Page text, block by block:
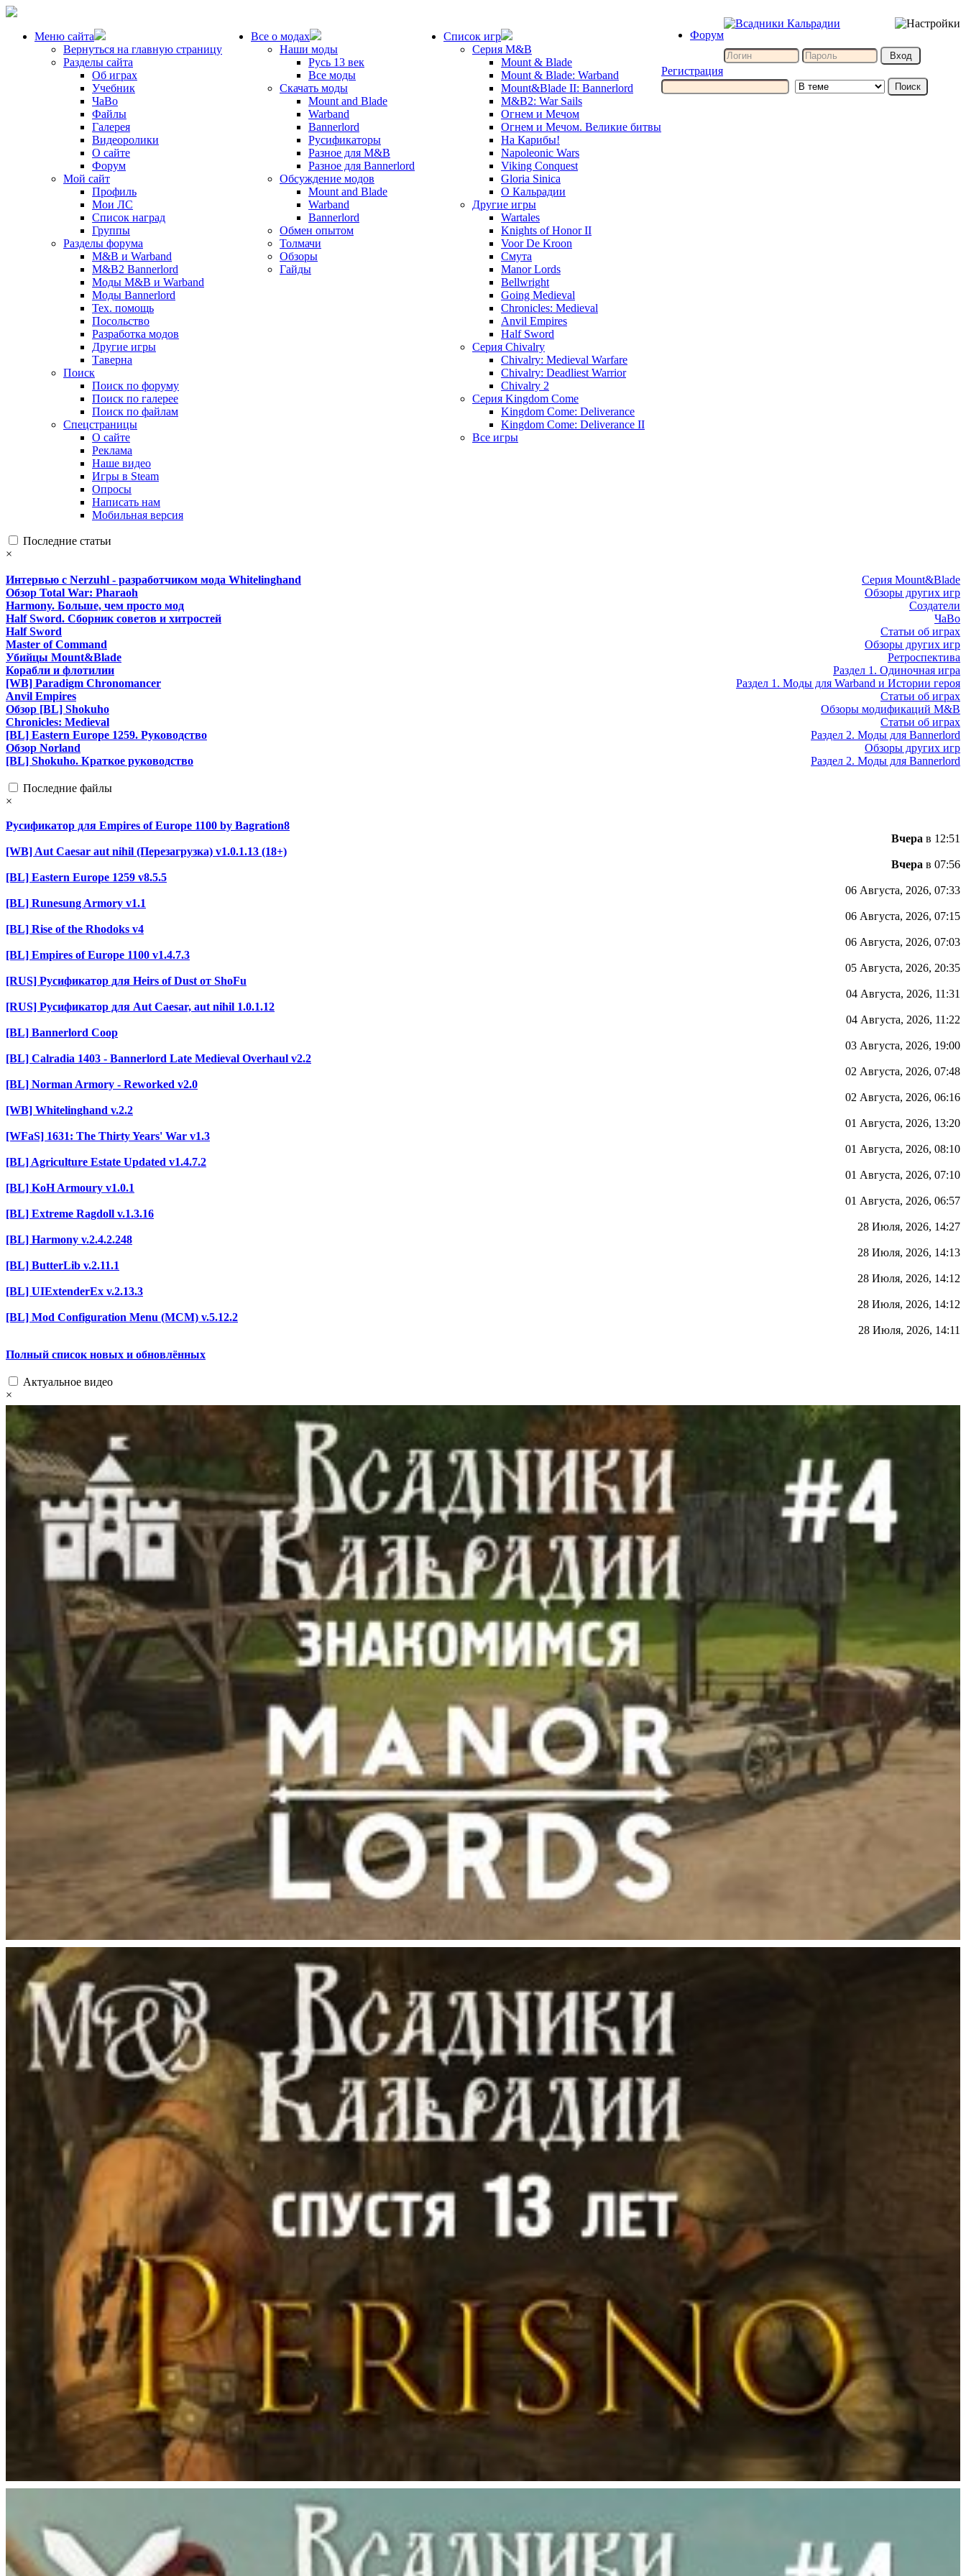
Меню сайта
Вернуться на главную страницу
Разделы сайта
Об играх
Учебник
ЧаВо
Файлы
Галерея
Видеоролики
О сайте
Форум
Мой сайт
Профиль
Мои ЛС
Список наград
Группы
Разделы форума
M&B и Warband
M&B2 Bannerlord
Моды M&B и Warband
Моды Bannerlord
Тех. помощь
Посольство
Разработка модов
Другие игры
Таверна
Поиск
Поиск по форуму
Поиск по галерее
Поиск по файлам
Спецстраницы
О сайте
Реклама
Наше видео
Игры в Steam
Опросы
Написать нам
Мобильная версия
Все о модах
Наши моды
Русь 13 век
Все моды
Скачать моды
Mount and Blade
Warband
Bannerlord
Русификаторы
Разное для M&B
Разное для Bannerlord
Обсуждение модов
Mount and Blade
Warband
Bannerlord
Обмен опытом
Толмачи
Обзоры
Гайды
Список игр
Серия M&B
Mount & Blade
Mount & Blade: Warband
Mount&Blade II: Bannerlord
M&B2: War Sails
Огнем и Мечом
Огнем и Мечом. Великие битвы
На Карибы!
Napoleonic Wars
Viking Conquest
Gloria Sinica
О Кальрадии
Другие игры
Wartales
Knights of Honor II
Voor De Kroon
Смута
Manor Lords
Bellwright
Going Medieval
Chronicles: Medieval
Anvil Empires
Half Sword
Серия Chivalry
Chivalry: Medieval Warfare
Chivalry: Deadliest Warrior
Chivalry 2
Серия Kingdom Come
Kingdom Come: Deliverance
Kingdom Come: Deliverance II
Все игры
Форум
Регистрация
Последние статьи
×
Серия Mount&Blade
Интервью с Nerzuhl - разработчиком мода Whitelinghand
Обзоры других игр
Обзор Total War: Pharaoh
Создатели
Harmony. Больше, чем просто мод
ЧаВо
Half Sword. Сборник советов и хитростей
Статьи об играх
Half Sword
Обзоры других игр
Master of Command
Ретроспектива
Убийцы Mount&Blade
Раздел 1. Одиночная игра
Корабли и флотилии
Раздел 1. Моды для Warband и Истории героя
[WB] Paradigm Chronomancer
Статьи об играх
Anvil Empires
Обзоры модификаций M&B
Обзор [BL] Shokuho
Статьи об играх
Chronicles: Medieval
Раздел 2. Моды для Bannerlord
[BL] Eastern Europe 1259. Руководство
Обзоры других игр
Обзор Norland
Раздел 2. Моды для Bannerlord
[BL] Shokuho. Краткое руководство
Последние файлы
×
Русификатор для Empires of Europe 1100 by Bagration8
Вчера в 12:51
[WB] Aut Caesar aut nihil (Перезагрузка) v1.0.1.13 (18+)
Вчера в 07:56
[BL] Eastern Europe 1259 v8.5.5
06 Августа, 2026, 07:33
[BL] Runesung Armory v1.1
06 Августа, 2026, 07:15
[BL] Rise of the Rhodoks v4
06 Августа, 2026, 07:03
[BL] Empires of Europe 1100 v1.4.7.3
05 Августа, 2026, 20:35
[RUS] Русификатор для Heirs of Dust от ShoFu
04 Августа, 2026, 11:31
[RUS] Русификатор для Aut Caesar, aut nihil 1.0.1.12
04 Августа, 2026, 11:22
[BL] Bannerlord Coop
03 Августа, 2026, 19:00
[BL] Calradia 1403 - Bannerlord Late Medieval Overhaul v2.2
02 Августа, 2026, 07:48
[BL] Norman Armory - Reworked v2.0
02 Августа, 2026, 06:16
[WB] Whitelinghand v.2.2
01 Августа, 2026, 13:20
[WFaS] 1631: The Thirty Years' War v1.3
01 Августа, 2026, 08:10
[BL] Agriculture Estate Updated v1.4.7.2
01 Августа, 2026, 07:10
[BL] KoH Armoury v1.0.1
01 Августа, 2026, 06:57
[BL] Extreme Ragdoll v.1.3.16
28 Июля, 2026, 14:27
[BL] Harmony v.2.4.2.248
28 Июля, 2026, 14:13
[BL] ButterLib v.2.11.1
28 Июля, 2026, 14:12
[BL] UIExtenderEx v.2.13.3
28 Июля, 2026, 14:12
[BL] Mod Configuration Menu (MCM) v.5.12.2
28 Июля, 2026, 14:11
Полный список новых и обновлённых
Актуальное видео
×